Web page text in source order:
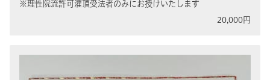
※理性院流許可灌頂受法者のみにお授けいたします
20,000円